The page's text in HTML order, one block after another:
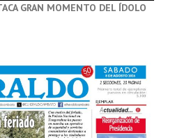
GRAN MOMENTO DEL ÍDOLO